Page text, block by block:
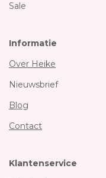
Sale
Informatie
Over Heike
Nieuwsbrief
Blog
Contact
Klantenservice